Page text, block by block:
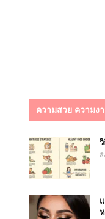
ความสวย ความง